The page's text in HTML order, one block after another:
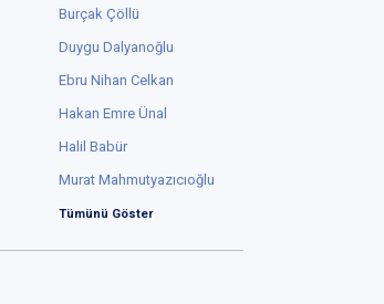
Burçak Çöllü
Duygu Dalyanoğlu
Ebru Nihan Celkan
Hakan Emre Ünal
Halil Babür
Murat Mahmutyazıcıoğlu
Tümünü Göster